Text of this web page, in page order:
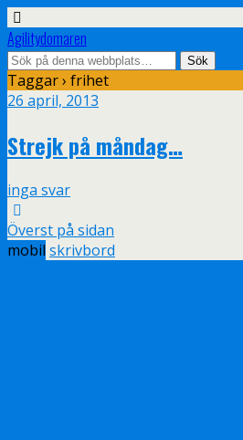
Agilitydomaren
Taggar › frihet
26 april, 2013
Strejk på måndag…
inga svar
Överst på sidan
mobil skrivbord